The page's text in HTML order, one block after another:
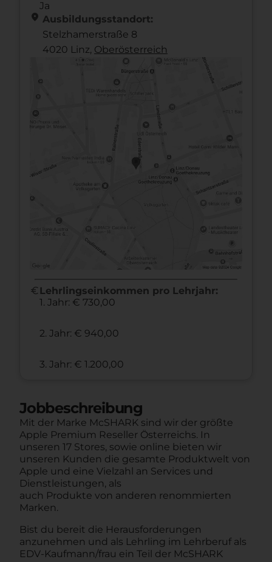
Ja
location_on Ausbildungsstandort:
Stelzhamerstraße 8
4020 Linz, Ober­österreich
euro Lehrlingseinkommen pro Lehrjahr:
1. Jahr: € 730,00
2. Jahr: € 940,00
3. Jahr: € 1.200,00
Jobbeschreibung
Mit der Marke McSHARK sind wir der größte
Apple Premium Reseller Österreichs. In
unseren 17 Stores, sowie online bieten wir
unseren Kunden die gesamte Produktwelt von
Apple und eine Vielzahl an Services und
Dienstleistungen, als
auch Produkte von anderen renommierten
Marken.
Bist du bereit die Herausforderungen
anzunehmen und als Lehrling im Lehrberuf als
EDV-Kaufmann/frau ein Teil der McSHARK